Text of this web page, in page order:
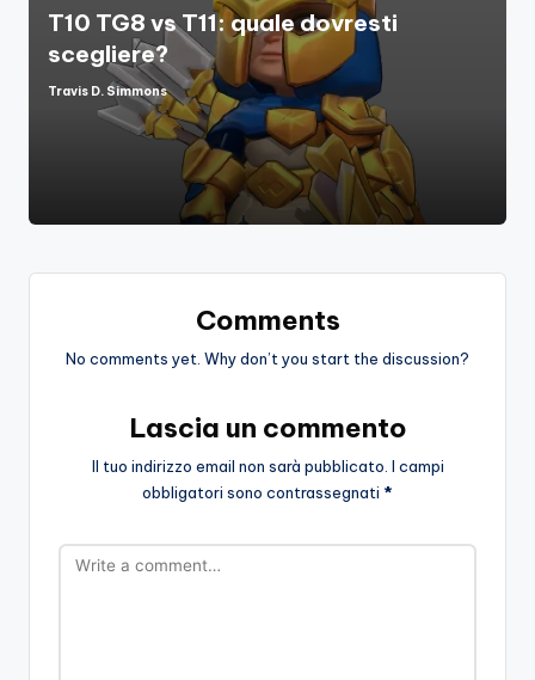
T10 TG8 vs T11: quale dovresti
scegliere?
Posted
Travis D. Simmons
Comments
No comments yet. Why don’t you start the discussion?
Lascia un commento
Il tuo indirizzo email non sarà pubblicato. I campi
obbligatori sono contrassegnati *